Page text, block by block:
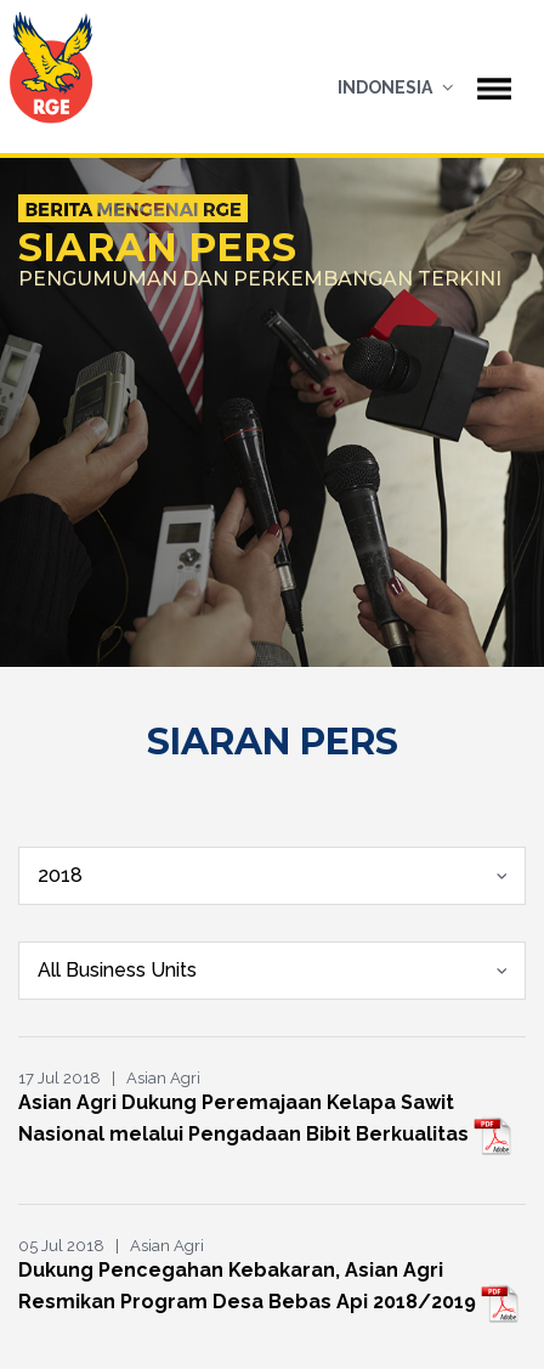
INDONESIA
SIARAN PERS
PENGUMUMAN DAN PERKEMBANGAN TERKINI
SIARAN PERS
2018
All Business Units
17 Jul 2018 | Asian Agri
Asian Agri Dukung Peremajaan Kelapa Sawit
Nasional melalui Pengadaan Bibit Berkualitas
05 Jul 2018 | Asian Agri
Dukung Pencegahan Kebakaran, Asian Agri
Resmikan Program Desa Bebas Api 2018/2019